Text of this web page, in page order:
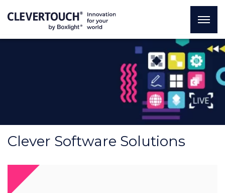
Clever Software Solutions